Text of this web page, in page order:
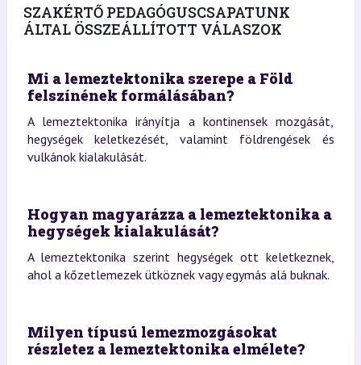
SZAKÉRTŐ PEDAGÓGUSCSAPATUNK
ÁLTAL ÖSSZEÁLLÍTOTT VÁLASZOK
Mi a lemeztektonika szerepe a Föld
felszínének formálásában?
A lemeztektonika irányítja a kontinensek mozgását,
hegységek keletkezését, valamint földrengések és
vulkánok kialakulását.
Hogyan magyarázza a lemeztektonika a
hegységek kialakulását?
A lemeztektonika szerint hegységek ott keletkeznek,
ahol a kőzetlemezek ütköznek vagy egymás alá buknak.
Milyen típusú lemezmozgásokat
részletez a lemeztektonika elmélete?